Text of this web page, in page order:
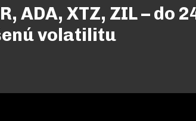
ADA, XTZ, ZIL – do
volatilitu